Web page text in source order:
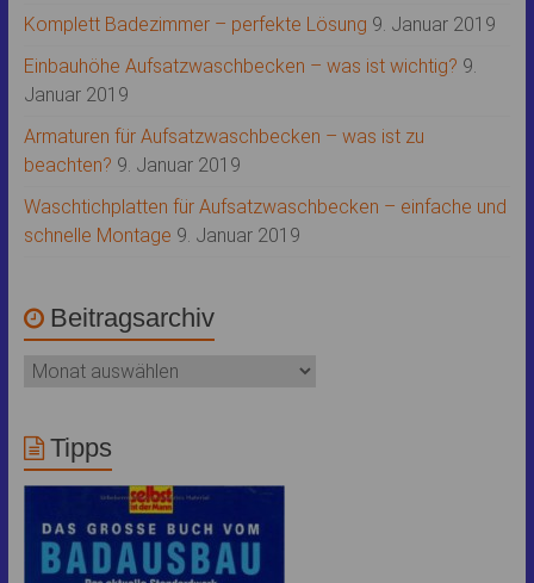
Komplett Badezimmer – perfekte Lösung 9. Januar 2019
Einbauhöhe Aufsatzwaschbecken – was ist wichtig? 9.
Januar 2019
Armaturen für Aufsatzwaschbecken – was ist zu
beachten? 9. Januar 2019
Waschtichplatten für Aufsatzwaschbecken – einfache und
schnelle Montage 9. Januar 2019
Beitragsarchiv
Tipps